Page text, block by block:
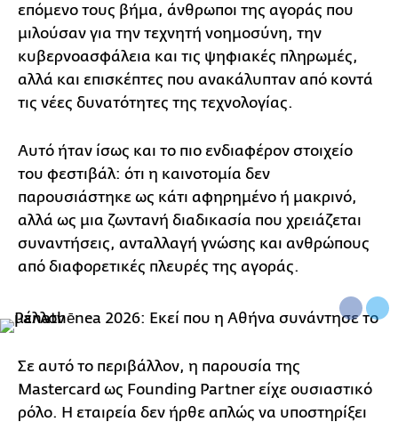
επόμενο τους βήμα, άνθρωποι της αγοράς που
μιλούσαν για την τεχνητή νοημοσύνη, την
κυβερνοασφάλεια και τις ψηφιακές πληρωμές,
αλλά και επισκέπτες που ανακάλυπταν από κοντά
τις νέες δυνατότητες της τεχνολογίας.
Αυτό ήταν ίσως και το πιο ενδιαφέρον στοιχείο
του φεστιβάλ: ότι η καινοτομία δεν
παρουσιάστηκε ως κάτι αφηρημένο ή μακρινό,
αλλά ως μια ζωντανή διαδικασία που χρειάζεται
συναντήσεις, ανταλλαγή γνώσης και ανθρώπους
από διαφορετικές πλευρές της αγοράς.
Σε αυτό το περιβάλλον, η παρουσία της
Mastercard ως Founding Partner είχε ουσιαστικό
ρόλο. Η εταιρεία δεν ήρθε απλώς να υποστηρίξει